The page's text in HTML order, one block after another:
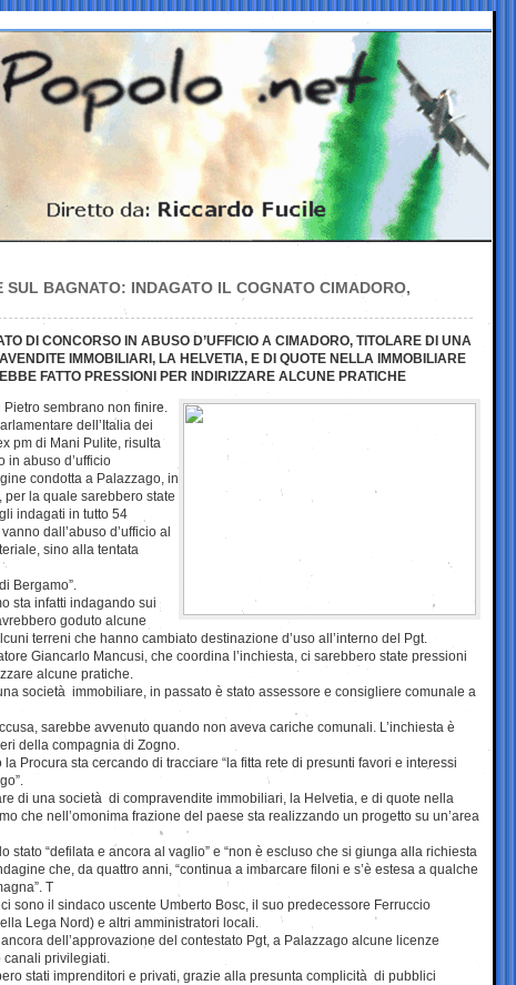
SUL BAGNATO: INDAGATO IL COGNATO CIMADORO,
DI CONCORSO IN ABUSO D’UFFICIO A CIMADORO, TITOLARE DI UNA
IMMOBILIARI, LA HELVETIA, E DI QUOTE NELLA IMMOBILIARE
FATTO PRESSIONI PER INDIRIZZARE ALCUNE PRATICHE
Pietro sembrano non finire.
dell’Italia dei
pm di Mani Pulite, risulta
in abuso d’ufficio
condotta a Palazzago, in
la quale sarebbero state
indagati in tutto 54
dall’abuso d’ufficio al
sino alla tentata
Bergamo”.
sta infatti indagando sui
goduto alcune
terreni che hanno cambiato destinazione d’uso all’interno del Pgt.
Giancarlo Mancusi, che coordina l’inchiesta, ci sarebbero state pressioni
alcune pratiche.
società immobiliare, in passato è stato assessore e consigliere comunale a
sarebbe avvenuto quando non aveva cariche comunali. L’inchiesta è
della compagnia di Zogno.
Procura sta cercando di tracciare “la fitta rete di presunti favori e interessi
di una società di compravendite immobiliari, la Helvetia, e di quote nella
che nell’omonima frazione del paese sta realizzando un progetto su un’area
stato “defilata e ancora al vaglio” e “non è escluso che si giunga alla richiesta
che, da quattro anni, “continua a imbarcare filoni e s’è estesa a qualche
T
sono il sindaco uscente Umberto Bosc, il suo predecessore Ferruccio
Lega Nord) e altri amministratori locali.
ancora dell’approvazione del contestato Pgt, a Palazzago alcune licenze
canali privilegiati.
stati imprenditori e privati, grazie alla presunta complicità di pubblici